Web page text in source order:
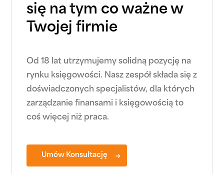
się na tym co ważne w
Twojej firmie
Od 18 lat utrzymujemy solidną pozycję na
rynku księgowości. Nasz zespół składa się z
doświadczonych specjalistów, dla których
zarządzanie finansami i księgowością to
coś więcej niż praca.
Umów Konsultację